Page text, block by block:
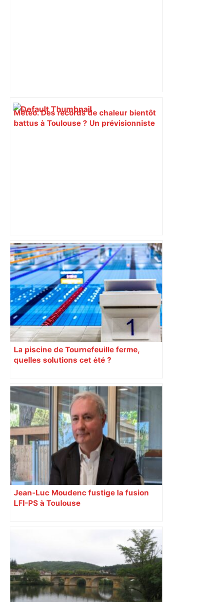
Météo. Des records de chaleur bientôt
battus à Toulouse ? Un prévisionniste
Toulouse s'impose à domicile pour
clôturer l'année – Ligue Nationale de
Handball
La piscine de Tournefeuille ferme,
quelles solutions cet été ?
Jean-Luc Moudenc fustige la fusion
LFI-PS à Toulouse